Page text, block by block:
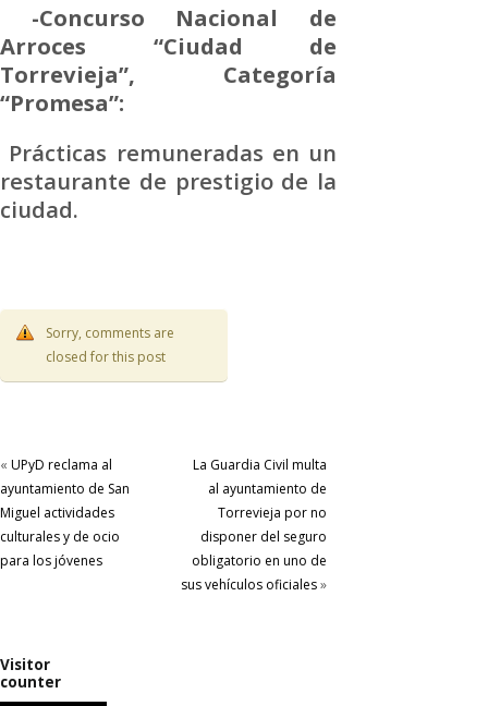
-Concurso Nacional de
Arroces “Ciudad de
Torrevieja”, Categoría
“Promesa”:
Prácticas remuneradas en un
restaurante de prestigio de la
ciudad.
Sorry, comments are
closed for this post
« UPyD reclama al
ayuntamiento de San
Miguel actividades
culturales y de ocio
para los jóvenes
La Guardia Civil multa
al ayuntamiento de
Torrevieja por no
disponer del seguro
obligatorio en uno de
sus vehículos oficiales»
Visitor
counter